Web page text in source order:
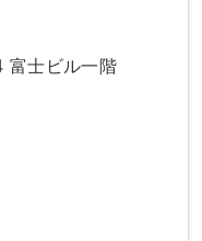
富士ビル一階